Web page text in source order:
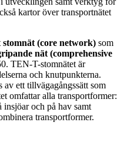
kartor över transportnätet
stomnät (core network) som
nät (comprehensive
TEN-T-stomnätet är
och knutpunkterna.
ett tillvägagångssätt som
omfattar alla transportformer:
insjöar och på hav samt
transportformer.